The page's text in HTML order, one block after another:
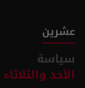
عشرين
سياسة
الأحد والثلاثاء